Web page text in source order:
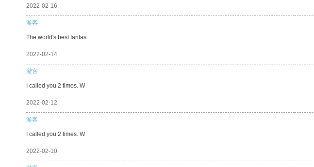
2022-02-16
游客
The world's best fantas
2022-02-14
游客
I called you 2 times. W
2022-02-12
游客
I called you 2 times. W
2022-02-10